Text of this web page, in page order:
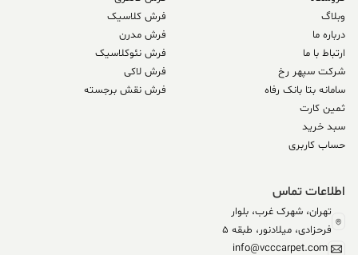
وبلاگ
درباره ما
ارتباط با ما
شرکت سپهر رخ
سامانه بتا بانک رفاه
ثمین کارت
سبد خرید
حساب کاربری
فرش کلاسیک
فرش مدرن
فرش نئوکلاسیک
فرش لاکی
فرش نقش برجسته
اطلاعات تماس
تهران، شهرک غرب، بلوار
فرحزادی، میلادنور، طبقه 5
info@vcccarpet.com